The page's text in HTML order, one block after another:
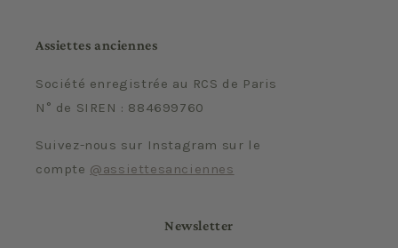
Assiettes anciennes
Société enregistrée au RCS de Paris
N° de SIREN : 884699760
Suivez-nous sur Instagram sur le
compte @assiettesanciennes
Newsletter